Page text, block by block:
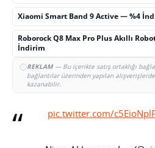
Xiaomi Smart Band 9 Active — %4
Roborock Q8 Max Pro Plus Akıllı
İndirim
REKLAM— Bu içerikte satış ortaklığı
bağlantılar üzerinden yapılan
kazanabilir.
pic.twitter.com/